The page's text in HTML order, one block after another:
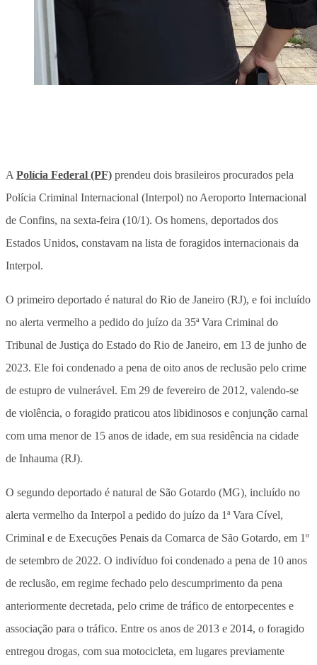
A Polícia Federal (PF) prendeu dois brasileiros procurados pela
Polícia Criminal Internacional (Interpol) no Aeroporto Internacional
de Confins, na sexta-feira (10/1). Os homens, deportados dos
Estados Unidos, constavam na lista de foragidos internacionais da
Interpol.
O primeiro deportado é natural do Rio de Janeiro (RJ), e foi incluído
no alerta vermelho a pedido do juízo da 35ª Vara Criminal do
Tribunal de Justiça do Estado do Rio de Janeiro, em 13 de junho de
2023. Ele foi condenado a pena de oito anos de reclusão pelo crime
de estupro de vulnerável. Em 29 de fevereiro de 2012, valendo-se
de violência, o foragido praticou atos libidinosos e conjunção carnal
com uma menor de 15 anos de idade, em sua residência na cidade
de Inhauma (RJ).
O segundo deportado é natural de São Gotardo (MG), incluído no
alerta vermelho da Interpol a pedido do juízo da 1ª Vara Cível,
Criminal e de Execuções Penais da Comarca de São Gotardo, em 1º
de setembro de 2022. O indivíduo foi condenado a pena de 10 anos
de reclusão, em regime fechado pelo descumprimento da pena
anteriormente decretada, pelo crime de tráfico de entorpecentes e
associação para o tráfico. Entre os anos de 2013 e 2014, o foragido
entregou drogas, com sua motocicleta, em lugares previamente